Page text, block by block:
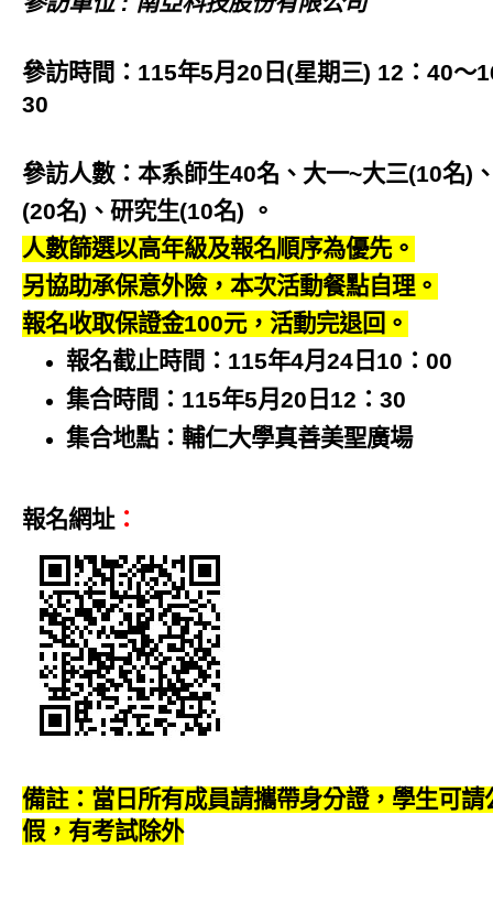
a
g
n
參訪時間：115年5月20日(星期三) 12：40～
30
參訪人數：本系師生40名、大一~大三(10名)
(20名)、研究生(10名) 。
人數篩選以高年級及報名順序為優先。
另協助承保意外險，本次活動餐點自理。
報名收取保證金100元，活動完退回。
報名截止時間：115年4月24日10：00
集合時間：115年5月20日12：30
集合地點：輔仁大學真善美聖廣場
報名網址：
備註：當日所有成員請攜帶身分證，學生可請
假，有考試除外